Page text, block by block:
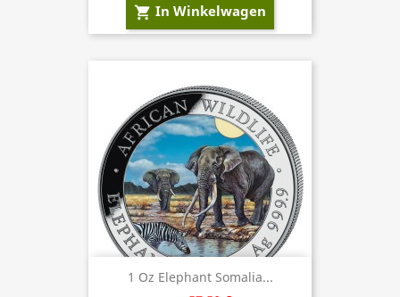
shopping_cart In Winkelwagen
1 Oz Elephant Somalia...